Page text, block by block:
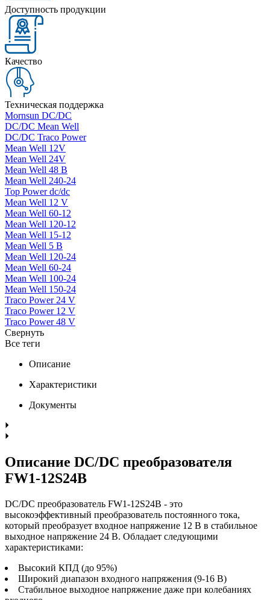
Доступность продукции
Качество
Техническая поддержка
Mornsun DC/DC
DC/DC Mean Well
DC/DC Traco Power
Mean Well 12V
Mean Well 24V
Mean Well 48 В
Mean Well 240-24
Top Power dc/dc
Mean Well 12 V
Mean Well 60-12
Mean Well 120-12
Mean Well 15-12
Mean Well 5 В
Mean Well 120-24
Mean Well 60-24
Mean Well 100-24
Mean Well 150-24
Traco Power 24 V
Traco Power 12 V
Traco Power 48 V
Свернуть
Все теги
Описание
Характеристики
Документы
Описание DC/DC преобразователя
FW1-12S24B
DC/DC преобразователь FW1-12S24B - это
высокоэффективный преобразователь постоянного тока,
который преобразует входное напряжение 12 В в стабильное
выходное напряжение 24 В. Обладает следующими
характеристиками:
Высокий КПД (до 95%)
Широкий диапазон входного напряжения (9-16 В)
Стабильное выходное напряжение даже при колебаниях